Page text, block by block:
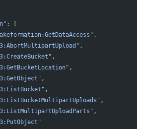
: [
,
,
,
,
,
,
,
,